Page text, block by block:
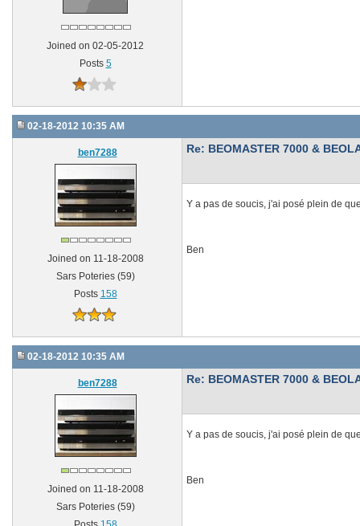
Joined on 02-05-2012
Posts 5
02-18-2012 10:35 AM
ben7288
Joined on 11-18-2008
Sars Poteries (59)
Posts 158
Re: BEOMASTER 7000 &
Y a pas de soucis, j'ai posé plein de
Ben
02-18-2012 10:35 AM
ben7288
Joined on 11-18-2008
Sars Poteries (59)
Re: BEOMASTER 7000 &
Y a pas de soucis, j'ai posé plein de
Ben